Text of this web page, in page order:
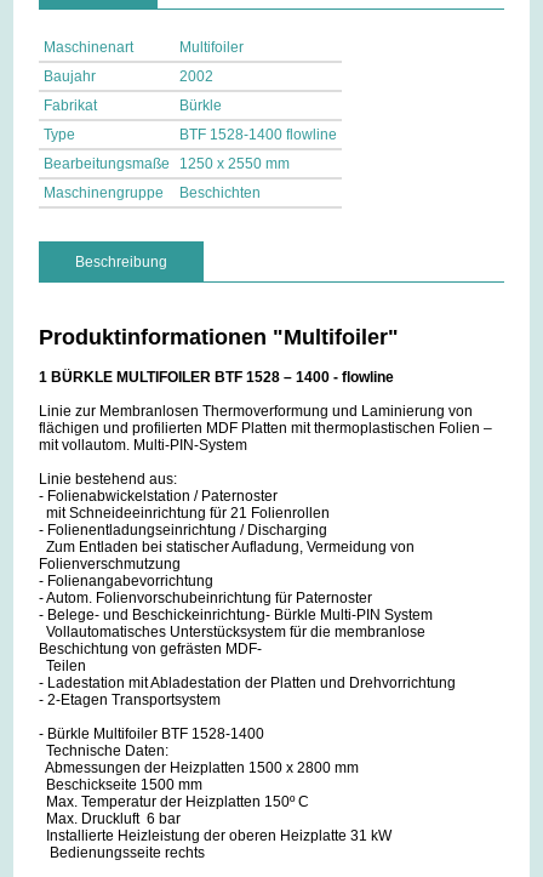
Maschinenart
Multifoiler
Baujahr
2002
Fabrikat
Bürkle
Type
BTF 1528-1400 flowline
Bearbeitungsmaße
1250 x 2550 mm
Maschinengruppe
Beschichten
Beschreibung
Produktinformationen "Multifoiler"
1 BÜRKLE MULTIFOILER BTF 1528 – 1400 - flowline
Linie zur Membranlosen Thermoverformung und Laminierung von
flächigen und profilierten MDF Platten mit thermoplastischen Folien –
mit vollautom. Multi-PIN-System
Linie bestehend aus:
- Folienabwickelstation / Paternoster
mit Schneideeinrichtung für 21 Folienrollen
- Folienentladungseinrichtung / Discharging
Zum Entladen bei statischer Aufladung, Vermeidung von
Folienverschmutzung
- Folienangabevorrichtung
- Autom. Folienvorschubeinrichtung für Paternoster
- Belege- und Beschickeinrichtung- Bürkle Multi-PIN System
Vollautomatisches Unterstücksystem für die membranlose
Beschichtung von gefrästen MDF-
Teilen
- Ladestation mit Abladestation der Platten und Drehvorrichtung
- 2-Etagen Transportsystem
- Bürkle Multifoiler BTF 1528-1400
Technische Daten:
Abmessungen der Heizplatten 1500 x 2800 mm
Beschickseite 1500 mm
Max. Temperatur der Heizplatten 150º C
Max. Druckluft 6 bar
Installierte Heizleistung der oberen Heizplatte 31 kW
Bedienungsseite rechts